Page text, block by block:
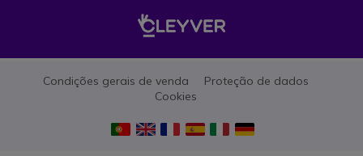
Condições gerais de venda
Proteção de dados
Cookies